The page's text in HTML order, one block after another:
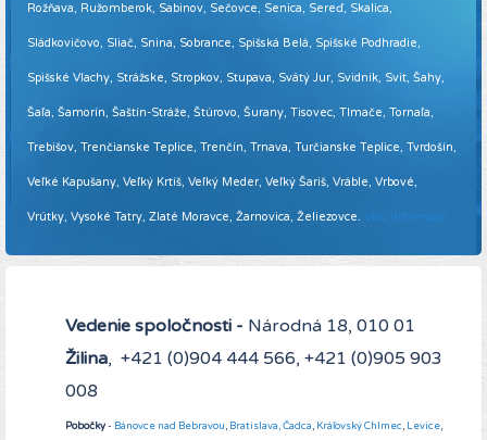
Rožňava, Ružomberok, Sabinov, Sečovce, Senica, Sereď, Skalica,
Sládkovičovo, Sliač, Snina, Sobrance, Spišská Belá, Spišské Podhradie,
Spišské Vlachy, Strážske, Stropkov, Stupava, Svätý Jur, Svidník, Svit, Šahy,
Šaľa, Šamorín, Šaštín-Stráže, Štúrovo, Šurany, Tisovec, Tlmače, Tornaľa,
Trebišov, Trenčianske Teplice, Trenčín, Trnava, Turčianske Teplice, Tvrdošín,
Veľké Kapušany, Veľký Krtíš, Veľký Meder, Veľký Šariš, Vráble, Vrbové,
Vrútky, Vysoké Tatry, Zlaté Moravce, Žarnovica, Želiezovce. Viac informácií ...
Vedenie spoločnosti - Národná 18, 010 01
Žilina, +421 (0)904 444 566, +421 (0)905 903
008
Pobočky- Bánovce nad Bebravou, Bratislava,Čadca, Kráľovský Chlmec, Levice,